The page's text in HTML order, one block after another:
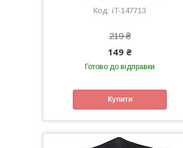
iT-147713
219 ₴
149 ₴
Готово до відправки
Купити